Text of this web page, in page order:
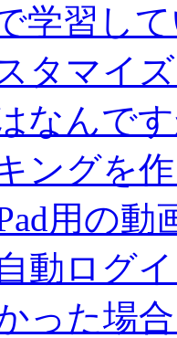
学習し
タマイ
なんで
ングを
用の
動ログ
った場